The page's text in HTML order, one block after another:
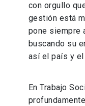
con orgullo
gestión está
pone siempre
buscando su
así el país y
En Trabajo